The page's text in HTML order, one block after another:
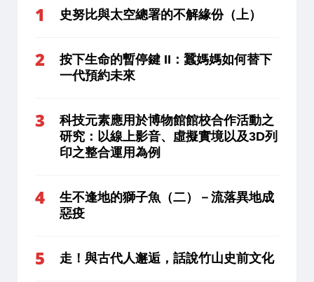
史努比與太空總署的不解緣份（上）
按下生命的暫停鍵 II：蠶媽媽如何替下
一代預約未來
科技元素應用於博物館館校合作活動之
研究：以線上影音、虛擬實境以及3D列
印之整合運用為例
生不逢地的獅子魚（二）－流落異地成
惡疫
走！與古代人邂逅，話說竹山史前文化